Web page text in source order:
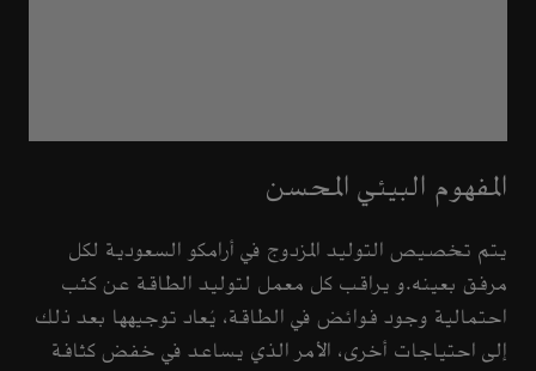
المفهوم البيئي المحسن
يتم تخصيص التوليد المزدوج في أرامكو السعودية لكل
مرفق بعينه.و يراقب كل معمل لتوليد الطاقة عن كثب
احتمالية وجود فوائض في الطاقة، يُعاد توجيهها بعد ذلك
إلى احتياجات أخرى، الأمر الذي يساعد في خفض كثافة